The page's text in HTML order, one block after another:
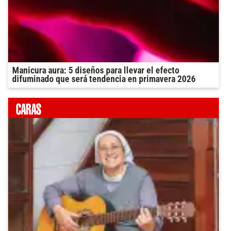
Manicura aura: 5 diseños para llevar el efecto
difuminado que será tendencia en primavera 2026